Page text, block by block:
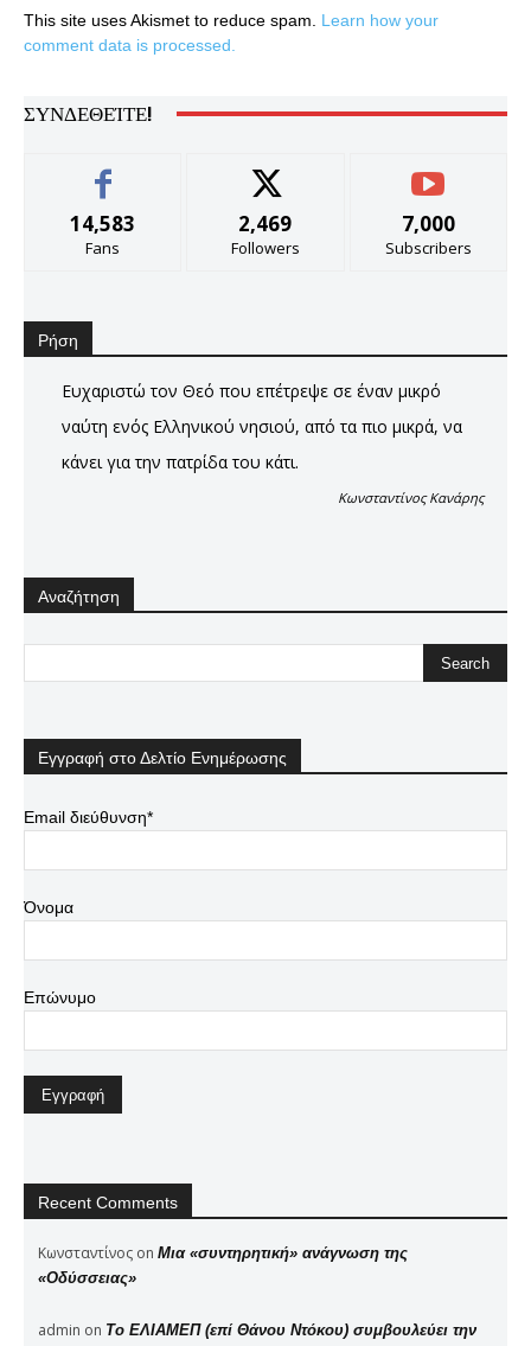
This site uses Akismet to reduce spam. Learn how your
comment data is processed.
ΣΥΝΔΕΘΕΊΤΕ!
14,583
Fans
2,469
Followers
7,000
Subscribers
Ρήση
Ευχαριστώ τον Θεό που επέτρεψε σε έναν μικρό
ναύτη ενός Ελληνικού νησιού, από τα πιο μικρά, να
κάνει για την πατρίδα του κάτι.
Κωνσταντίνος Κανάρης
Αναζήτηση
Εγγραφή στο Δελτίο Ενημέρωσης
Email διεύθυνση*
Όνομα
Επώνυμο
Recent Comments
Κωνσταντίνος on Μια «συντηρητική» ανάγνωση της
«Οδύσσειας»
admin on Το ΕΛΙΑΜΕΠ (επί Θάνου Ντόκου) συμβουλεύει την